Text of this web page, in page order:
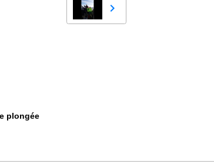
plongée